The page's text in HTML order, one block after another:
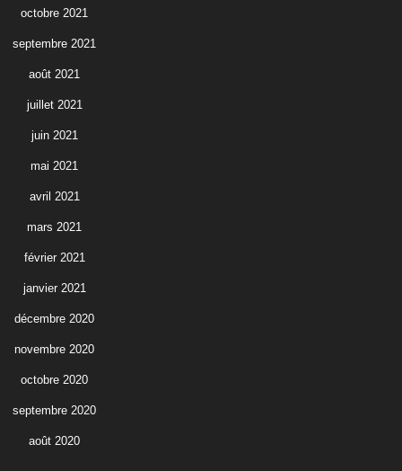
octobre 2021
septembre 2021
août 2021
juillet 2021
juin 2021
mai 2021
avril 2021
mars 2021
février 2021
janvier 2021
décembre 2020
novembre 2020
octobre 2020
septembre 2020
août 2020